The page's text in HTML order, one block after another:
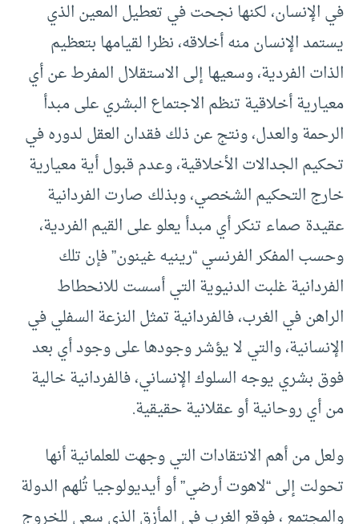
في الإنسان، لكنها نجحت في تعطيل المعين الذي
يستمد الإنسان منه أخلاقه، نظرا لقيامها بتعظيم
الذات الفردية، وسعيها إلى الاستقلال المفرط عن أي
معيارية أخلاقية تنظم الاجتماع البشري على مبدأ
الرحمة والعدل، ونتج عن ذلك فقدان العقل لدوره في
تحكيم الجدالات الأخلاقية، وعدم قبول أية معيارية
خارج التحكيم الشخصي، وبذلك صارت الفردانية
عقيدة صماء تنكر أي مبدأ يعلو على القيم الفردية،
وحسب المفكر الفرنسي “رينيه غينون” فإن تلك
الفردانية غلبت الدنيوية التي أسست للانحطاط
الراهن في الغرب، فالفردانية تمثل النزعة السفلي في
الإنسانية، والتي لا يؤشر وجودها على وجود أي بعد
فوق بشري يوجه السلوك الإنساني، فالفردانية خالية
من أي روحانية أو عقلانية حقيقية.
ولعل من أهم الانتقادات التي وجهت للعلمانية أنها
تحولت إلى “لاهوت أرضي” أو أيديولوجيا تُلهم الدولة
والمجتمع ، فوقع الغرب في المأزق الذي سعى للخروج